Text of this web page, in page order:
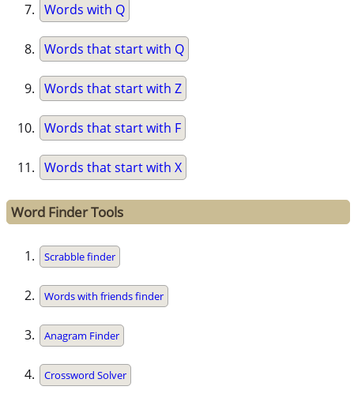
Words with Q
Words that start with Q
Words that start with Z
Words that start with F
Words that start with X
Word Finder Tools
Scrabble finder
Words with friends finder
Anagram Finder
Crossword Solver